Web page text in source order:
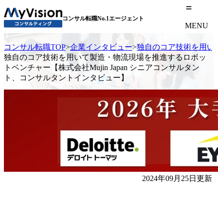
コンサル転職No.1エージェント
MENU
コンサル転職TOP>企業インタビュー>独自のコア技術を用い
独自のコア技術を用いて製造・物流現場を推進するロボッ
トベンチャー【株式会社Mujin Japan シニアコンサルタン
ト、コンサルタントインタビュー】
2024年09月25日更新